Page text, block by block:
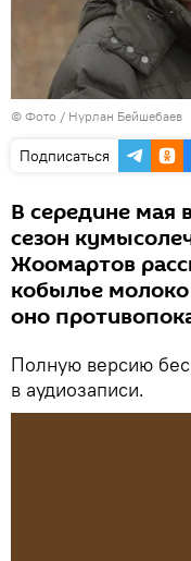
© Фото / Нурлан Бейшебаев
Подписаться
В середине мая
сезон
Жоомартов
кобылье
оно
Полную версию
в аудиозаписи.